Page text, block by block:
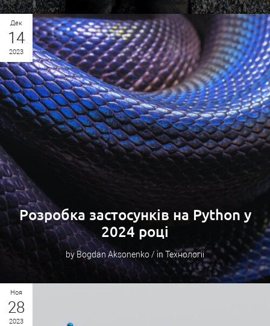
Дек
14
2023
Розробка застосунків на Python у
2024 році
by Bogdan Aksonenko / in Технологіі
Ноя
28
2023